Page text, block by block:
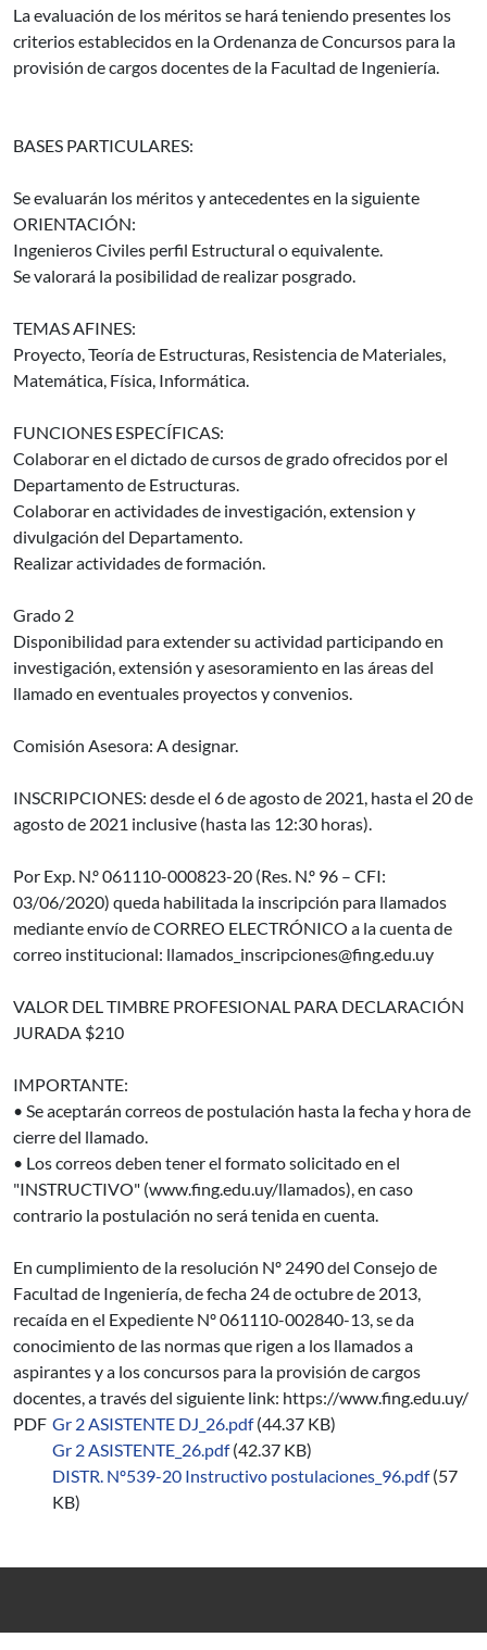
La evaluación de los méritos se hará teniendo presentes los
criterios establecidos en la Ordenanza de Concursos para la
provisión de cargos docentes de la Facultad de Ingeniería.
BASES PARTICULARES:
Se evaluarán los méritos y antecedentes en la siguiente
ORIENTACIÓN:
Ingenieros Civiles perfil Estructural o equivalente.
Se valorará la posibilidad de realizar posgrado.
TEMAS AFINES:
Proyecto, Teoría de Estructuras, Resistencia de Materiales,
Matemática, Física, Informática.
FUNCIONES ESPECÍFICAS:
Colaborar en el dictado de cursos de grado ofrecidos por el
Departamento de Estructuras.
Colaborar en actividades de investigación, extension y
divulgación del Departamento.
Realizar actividades de formación.
Grado 2
Disponibilidad para extender su actividad participando en
investigación, extensión y asesoramiento en las áreas del
llamado en eventuales proyectos y convenios.
Comisión Asesora: A designar.
INSCRIPCIONES: desde el 6 de agosto de 2021, hasta el 20 de
agosto de 2021 inclusive (hasta las 12:30 horas).
Por Exp. N.º 061110-000823-20 (Res. N.º 96 – CFI:
03/06/2020) queda habilitada la inscripción para llamados
mediante envío de CORREO ELECTRÓNICO a la cuenta de
correo institucional: llamados_inscripciones@fing.edu.uy
VALOR DEL TIMBRE PROFESIONAL PARA DECLARACIÓN
JURADA $210
IMPORTANTE:
• Se aceptarán correos de postulación hasta la fecha y hora de
cierre del llamado.
• Los correos deben tener el formato solicitado en el
"INSTRUCTIVO" (www.fing.edu.uy/llamados), en caso
contrario la postulación no será tenida en cuenta.
En cumplimiento de la resolución Nº 2490 del Consejo de
Facultad de Ingeniería, de fecha 24 de octubre de 2013,
recaída en el Expediente Nº 061110-002840-13, se da
conocimiento de las normas que rigen a los llamados a
aspirantes y a los concursos para la provisión de cargos
docentes, a través del siguiente link: https://www.fing.edu.uy/
PDF Gr 2 ASISTENTE DJ_26.pdf (44.37 KB)
Gr 2 ASISTENTE_26.pdf (42.37 KB)
DISTR. Nº539-20 Instructivo postulaciones_96.pdf (57
KB)